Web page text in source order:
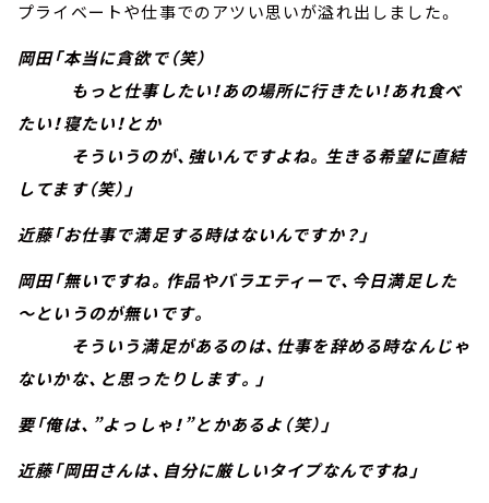
プライベートや仕事でのアツい思いが溢れ出しました。
岡田「本当に貪欲で（笑）
もっと仕事したい！あの場所に行きたい！あれ食べ
たい！寝たい！とか
そういうのが、強いんですよね。生きる希望に直結
してます（笑）」
近藤「お仕事で満足する時はないんですか？」
岡田「無いですね。作品やバラエティーで、今日満足した
～というのが無いです。
そういう満足があるのは、仕事を辞める時なんじゃ
ないかな、と思ったりします。」
要「俺は、”よっしゃ！”とかあるよ（笑）」
近藤「岡田さんは、自分に厳しいタイプなんですね」